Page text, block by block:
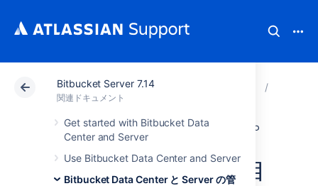
Bitbucket Server 7.14
関連ドキュメント
Get started with Bitbucket Data
Center and Server
Use Bitbucket Data Center and Server
Bitbucket Data Center と Server の管
アトラシアン サポート
非アクティブなプ
ル リクエストを自